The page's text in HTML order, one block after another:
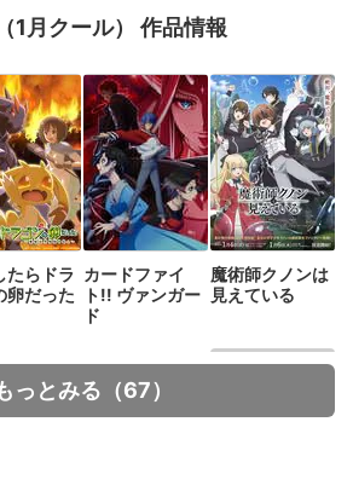
1月クール） 作品情報
たらドラ
卵だった
カードファイ
ト!! ヴァンガー
ド
魔術師クノンは
見えている
っとみる（67）